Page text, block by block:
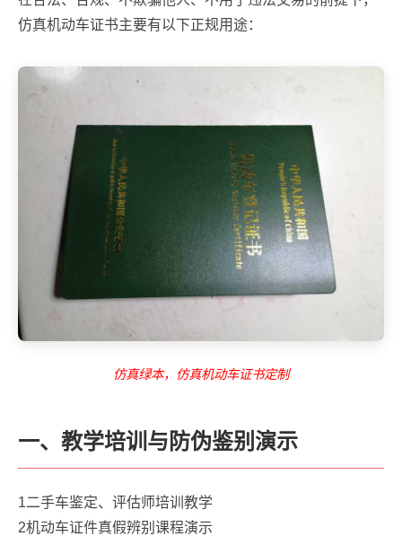
仿真机动车证书主要有以下正规用途：
仿真绿本，仿真机动车证书定制
一、教学培训与防伪鉴别演示
1二手车鉴定、评估师培训教学
2机动车证件真假辨别课程演示